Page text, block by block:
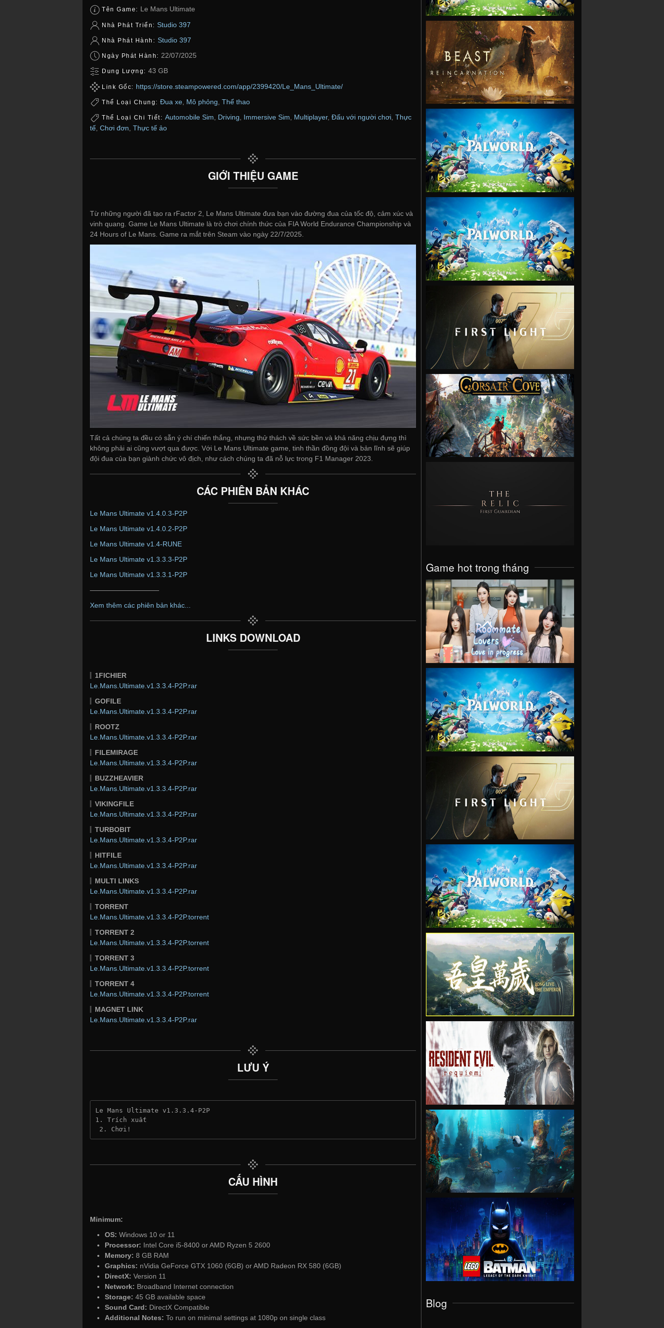
Tên Game: Le Mans Ultimate
Nhà Phát Triển: Studio 397
Nhà Phát Hành: Studio 397
Ngày Phát Hành: 22/07/2025
Dung Lượng: 43 GB
Link Gốc: https://store.steampowered.com/app/2399420/Le_Mans_Ultimate/
Thể Loại Chung: Đua xe Mô phỏng Thể thao
Thể Loại Chi Tiết: Automobile Sim, Driving, Immersive Sim, Multiplayer, Đấu với người chơi, Thực
tế Chơi đơn Thực tế ảo
GIỚI THIỆU GAME
Từ những người đã tạo ra rFactor 2, Le Mans Ultimate đưa bạn vào đường đua của tốc độ, cảm xúc và
vinh quang. Game Le Mans Ultimate là trò chơi chính thức của FIA World Endurance Championship và
24 Hours of Le Mans. Game ra mắt trên Steam vào ngày 22/7/2025.
Tất cả chúng ta đều có sẵn ý chí chiến thắng, nhưng thử thách về sức bền và khả năng chịu đựng thì
không phải ai cũng vượt qua được. Với Le Mans Ultimate game, tinh thần đồng đội và bản lĩnh sẽ giúp
đội đua của bạn giành chức vô địch, như cách chúng ta đã nỗ lực trong F1 Manager 2023.
CÁC PHIÊN BẢN KHÁC
Le Mans Ultimate v1.4.0.3-P2P
Le Mans Ultimate v1.4.0.2-P2P
Le Mans Ultimate v1.4-RUNE
Le Mans Ultimate v1.3.3.3-P2P
Le Mans Ultimate v1.3.3.1-P2P
——————————
Xem thêm các phiên bản khác...
LINKS DOWNLOAD
1FICHIER
Le.Mans.Ultimate.v1.3.3.4-P2P.rar
GOFILE
Le.Mans.Ultimate.v1.3.3.4-P2P.rar
ROOTZ
Le.Mans.Ultimate.v1.3.3.4-P2P.rar
FILEMIRAGE
Le.Mans.Ultimate.v1.3.3.4-P2P.rar
BUZZHEAVIER
Le.Mans.Ultimate.v1.3.3.4-P2P.rar
VIKINGFILE
Le.Mans.Ultimate.v1.3.3.4-P2P.rar
TURBOBIT
Le.Mans.Ultimate.v1.3.3.4-P2P.rar
HITFILE
Le.Mans.Ultimate.v1.3.3.4-P2P.rar
MULTI LINKS
Le.Mans.Ultimate.v1.3.3.4-P2P.rar
TORRENT
Le.Mans.Ultimate.v1.3.3.4-P2P.torrent
TORRENT 2
Le.Mans.Ultimate.v1.3.3.4-P2P.torrent
TORRENT 3
Le.Mans.Ultimate.v1.3.3.4-P2P.torrent
TORRENT 4
Le.Mans.Ultimate.v1.3.3.4-P2P.torrent
MAGNET LINK
Le.Mans.Ultimate.v1.3.3.4-P2P.rar
LƯU Ý
Le Mans Ultimate v1.3.3.4-P2P
1. Trích xuất
2. Chơi!
CẤU HÌNH
Minimum:
OS: Windows 10 or 11
Processor: Intel Core i5-8400 or AMD Ryzen 5 2600
Memory: 8 GB RAM
Graphics: nVidia GeForce GTX 1060 (6GB) or AMD Radeon RX 580 (6GB)
DirectX: Version 11
Network: Broadband Internet connection
Storage: 45 GB available space
Sound Card: DirectX Compatible
Additional Notes: To run on minimal settings at 1080p on single class
VIEW
VIEW
VIEW
VIEW
VIEW
VIEW
Game hot trong tháng
VIEW
VIEW
VIEW
VIEW
VIEW
VIEW
VIEW
VIEW
Blog